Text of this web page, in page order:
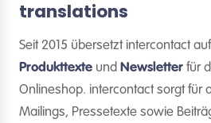
translations
Seit 2015 übersetzt intercontact
Produkttexte und Newsletter für
Onlineshop. intercontact sorgt für
Mailings, Pressetexte sowie